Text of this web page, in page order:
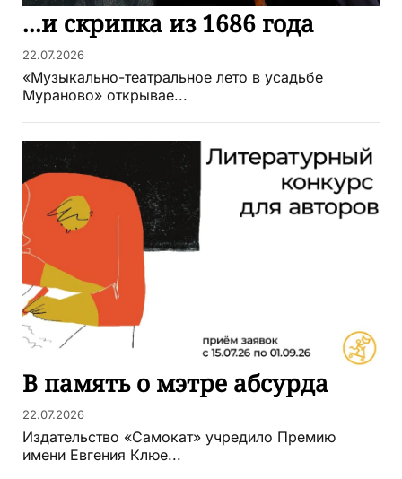
...и скрипка из 1686 года
22.07.2026
«Музыкально-театральное лето в усадьбе
Мураново» открывае...
В память о мэтре абсурда
22.07.2026
Издательство «Самокат» учредило Премию
имени Евгения Клюе...